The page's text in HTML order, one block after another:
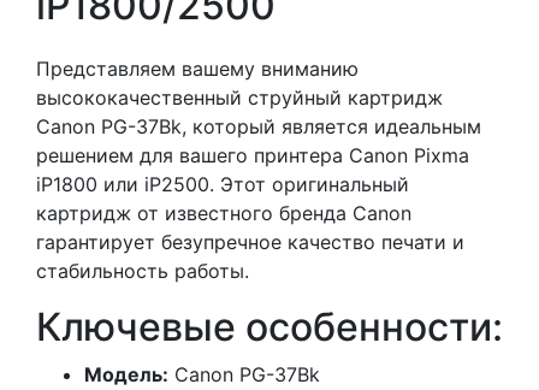
Представляем вашему вниманию
высококачественный струйный картридж
Canon PG-37Bk, который является идеальным
решением для вашего принтера Canon Pixma
iP1800 или iP2500. Этот оригинальный
картридж от известного бренда Canon
гарантирует безупречное качество печати и
стабильность работы.
Ключевые особенности:
Модель: Canon PG-37Bk